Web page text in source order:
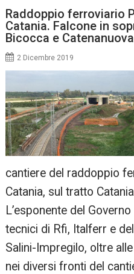
Raddoppio ferroviario
Catania. Falcone in
Bicocca e Catenanuova
2 Dicembre 2019
cantiere del raddoppio
Catania, sul tratto
L’esponente del
tecnici di Rfi, Italferr e
Salini-Impregilo, oltre
nei diversi fronti del